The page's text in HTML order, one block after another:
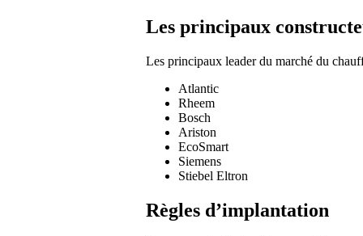
Les principaux
Les principaux leader du marché du
Atlantic
Rheem
Bosch
Ariston
EcoSmart
Siemens
Stiebel Eltron
Règles d’implantation